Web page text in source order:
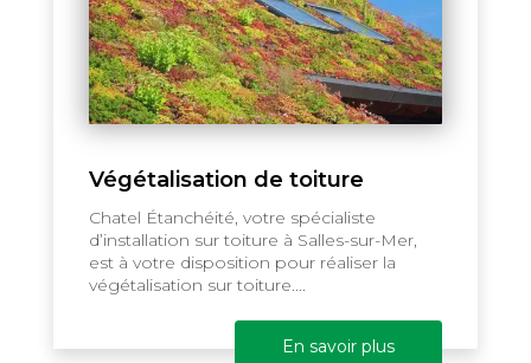
Végétalisation de toiture
Chatel Étanchéité, votre spécialiste
d’installation sur toiture à Salles-sur-Mer,
est à votre disposition pour réaliser la
végétalisation sur toiture....
En savoir plus